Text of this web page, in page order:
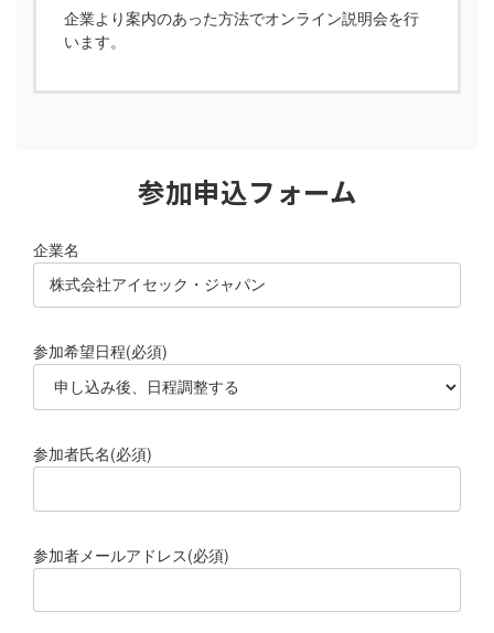
企業より案内のあった方法でオンライン説明会を行
います。
参加申込フォーム
企業名
参加希望日程(必須)
参加者氏名(必須)
参加者メールアドレス(必須)